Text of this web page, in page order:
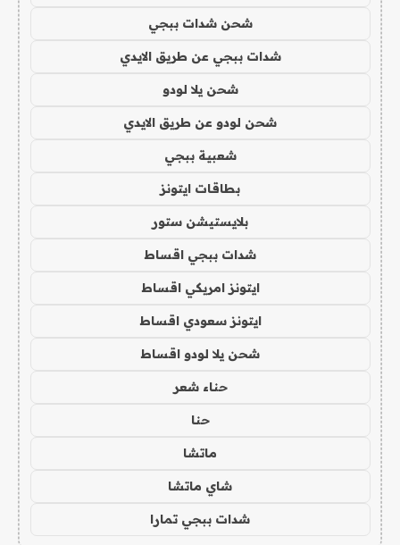
شحن شدات ببجي
شدات ببجي عن طريق الايدي
شحن يلا لودو
شحن لودو عن طريق الايدي
شعبية ببجي
بطاقات ايتونز
بلايستيشن ستور
شدات ببجي اقساط
ايتونز امريكي اقساط
ايتونز سعودي اقساط
شحن يلا لودو اقساط
حناء شعر
حنا
ماتشا
شاي ماتشا
شدات ببجي تمارا